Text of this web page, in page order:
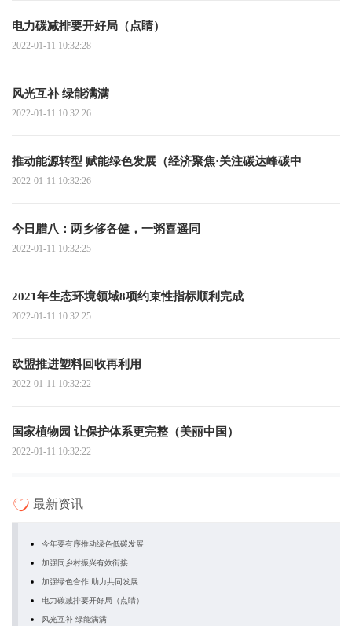
电力碳减排要开好局（点睛）
2022-01-11 10:32:28
风光互补 绿能满满
2022-01-11 10:32:26
推动能源转型 赋能绿色发展（经济聚焦·关注碳达峰碳中
2022-01-11 10:32:26
今日腊八：两乡侈各健，一粥喜遥同
2022-01-11 10:32:25
2021年生态环境领域8项约束性指标顺利完成
2022-01-11 10:32:25
欧盟推进塑料回收再利用
2022-01-11 10:32:22
国家植物园 让保护体系更完整（美丽中国）
2022-01-11 10:32:22
最新资讯
今年要有序推动绿色低碳发展
加强同乡村振兴有效衔接
加强绿色合作 助力共同发展
电力碳减排要开好局（点睛）
风光互补 绿能满满